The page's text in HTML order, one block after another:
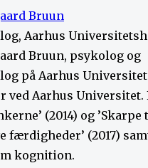
Bruun
Aarhus
Bruun, psykolog og
på Aarhus
ved Aarhus Universitet.
(2014) og
færdigheder’ (2017)
kognition.